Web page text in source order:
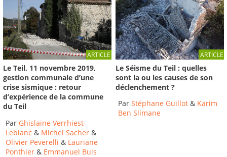
ARTICLE
Le Teil, 11 novembre 2019,
gestion communale d’une
crise sismique : retour
d’expérience de la commune
du Teil
Par Ghislaine Verrhiest-
Leblanc & Michel Sacher &
Olivier Peverelli & Lauriane
Ponthier & Emmanuel Buis
ARTICLE
Le Séisme du Teil : quelles
sont la ou les causes de son
déclenchement ?
ParStéphane Guillot & Karim
Ben Slimane